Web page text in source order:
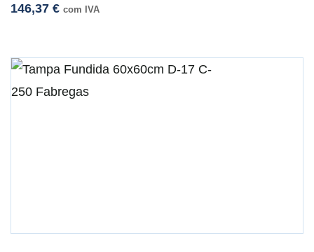
146,37 € com IVA